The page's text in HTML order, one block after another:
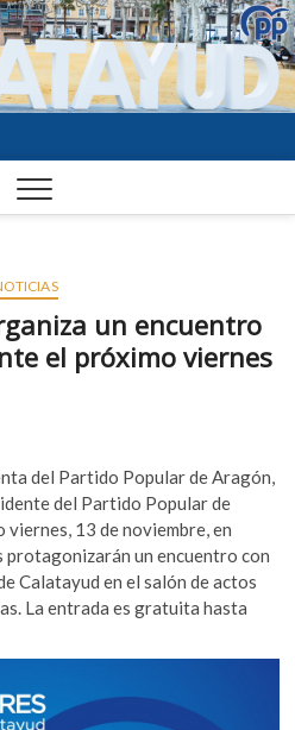
un encuentro
el próximo viernes
del Partido Popular de Aragón,
del Partido Popular de
13 de noviembre, en
protagonizarán un encuentro con
Calatayud en el salón de actos
La entrada es gratuita hasta